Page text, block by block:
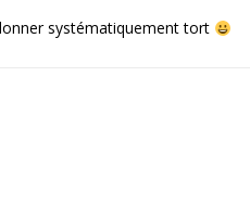
systématiquement tort